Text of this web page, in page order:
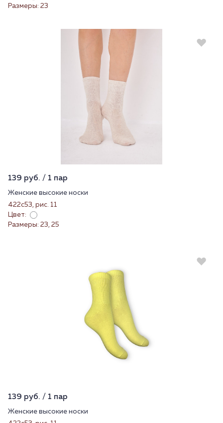
Размеры: 23
139 руб. / 1 пар
Женские высокие носки
422с53, рис. 11
Цвет:
Размеры: 23, 25
139 руб. / 1 пар
Женские высокие носки